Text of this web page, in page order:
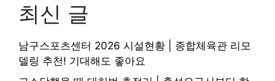
최신 글
남구스포츠센터 2026 시설현황 | 종합체육관 리모
델링 추천! 기대해도 좋아요